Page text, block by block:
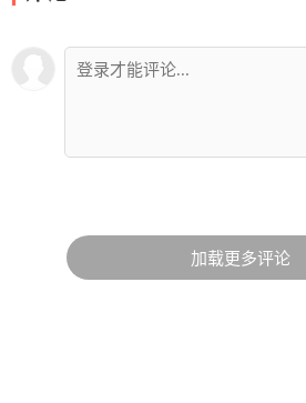
加载更多评论